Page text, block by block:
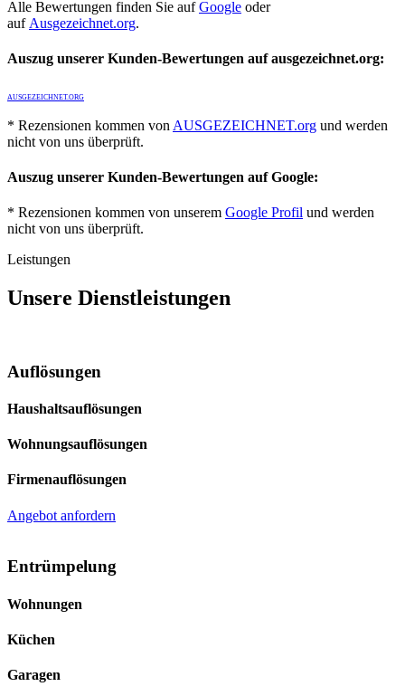
Alle Bewertungen finden Sie aufGoogle oder
auf Ausgezeichnet.org.
Auszug unserer Kunden-Bewertungen auf ausgezeichnet.org:
AUSGEZEICHNET.ORG
* Rezensionen kommen von AUSGEZEICHNET.org und werden
nicht von uns überprüft.
Auszug unserer Kunden-Bewertungen auf Google:
* Rezensionen kommen von unserem Google Profil und werden
nicht von uns überprüft.
Leistungen
Unsere Dienstleistungen
Auflösungen
Haushaltsauflösungen
Wohnungsauflösungen
Firmenauflösungen
Angebot anfordern
Entrümpelung
Wohnungen
Küchen
Garagen